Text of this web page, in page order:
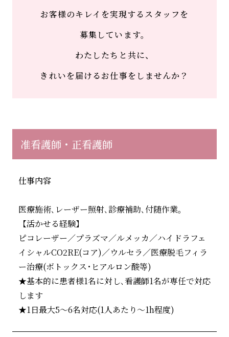
お客様のキレイを実現するスタッフを
募集しています。
わたしたちと共に、
きれいを届けるお仕事をしませんか？
准看護師・正看護師
仕事内容
医療施術､レーザー照射､診療補助､付随作業｡
【活かせる経験】
ピコレーザー／プラズマ／ルメッカ／ハイドラフェ
イシャルCO2RE(コア)／ウルセラ／医療脱毛フィラ
ー治療(ボトックス･ヒアルロン酸等)
★基本的に患者様1名に対し､看護師1名が専任で対応
します
★1日最大5～6名対応(1人あたり～1h程度)